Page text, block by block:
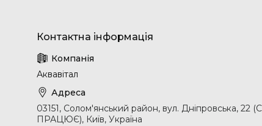
Аквавітал
03151, Солом'янський район, вул.
ПРАЦЮЄ), Київ, Україна